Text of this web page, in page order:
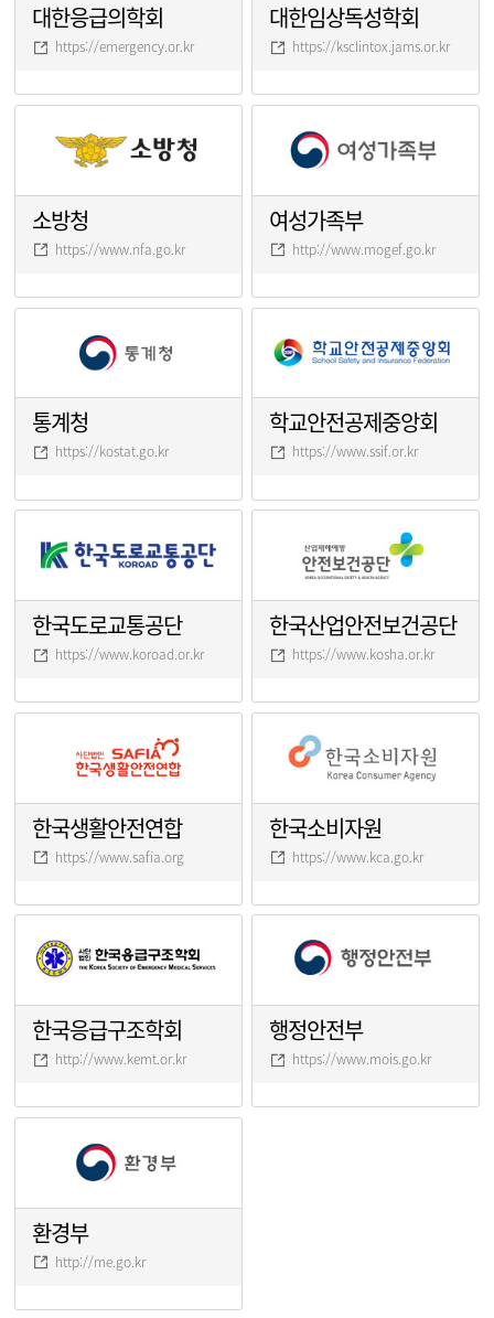
대한응급의학회
https://emergency.or.kr
대한임상독성학회
https://ksclintox.jams.or.kr
소방청
https://www.nfa.go.kr
여성가족부
http://www.mogef.go.kr
통계청
https://kostat.go.kr
학교안전공제중앙회
https://www.ssif.or.kr
한국도로교통공단
https://www.koroad.or.kr
한국산업안전보건공단
https://www.kosha.or.kr
한국생활안전연합
https://www.safia.org
한국소비자원
https://www.kca.go.kr
한국응급구조학회
http://www.kemt.or.kr
행정안전부
https://www.mois.go.kr
환경부
http://me.go.kr